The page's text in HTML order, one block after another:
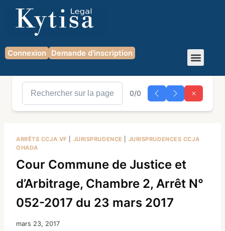
Connexion Demande d'inscription
0/0
ARRÊTS CCJA VF JURISPRUDENCE
JURISPRUDENCES CCJA
OHADA
Cour Commune de Justice et
d’Arbitrage, Chambre 2, Arrêt N°
052-2017 du 23 mars 2017
mars 23, 2017